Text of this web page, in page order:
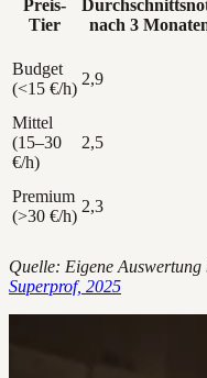
Preis-
Tier
nach 3
Budget
(<15 €/h)
2,9
Mittel
(15–30
€/h)
2,5
Premium
(>30 €/h)
2,3
Quelle: Eigene
Superprof, 2025